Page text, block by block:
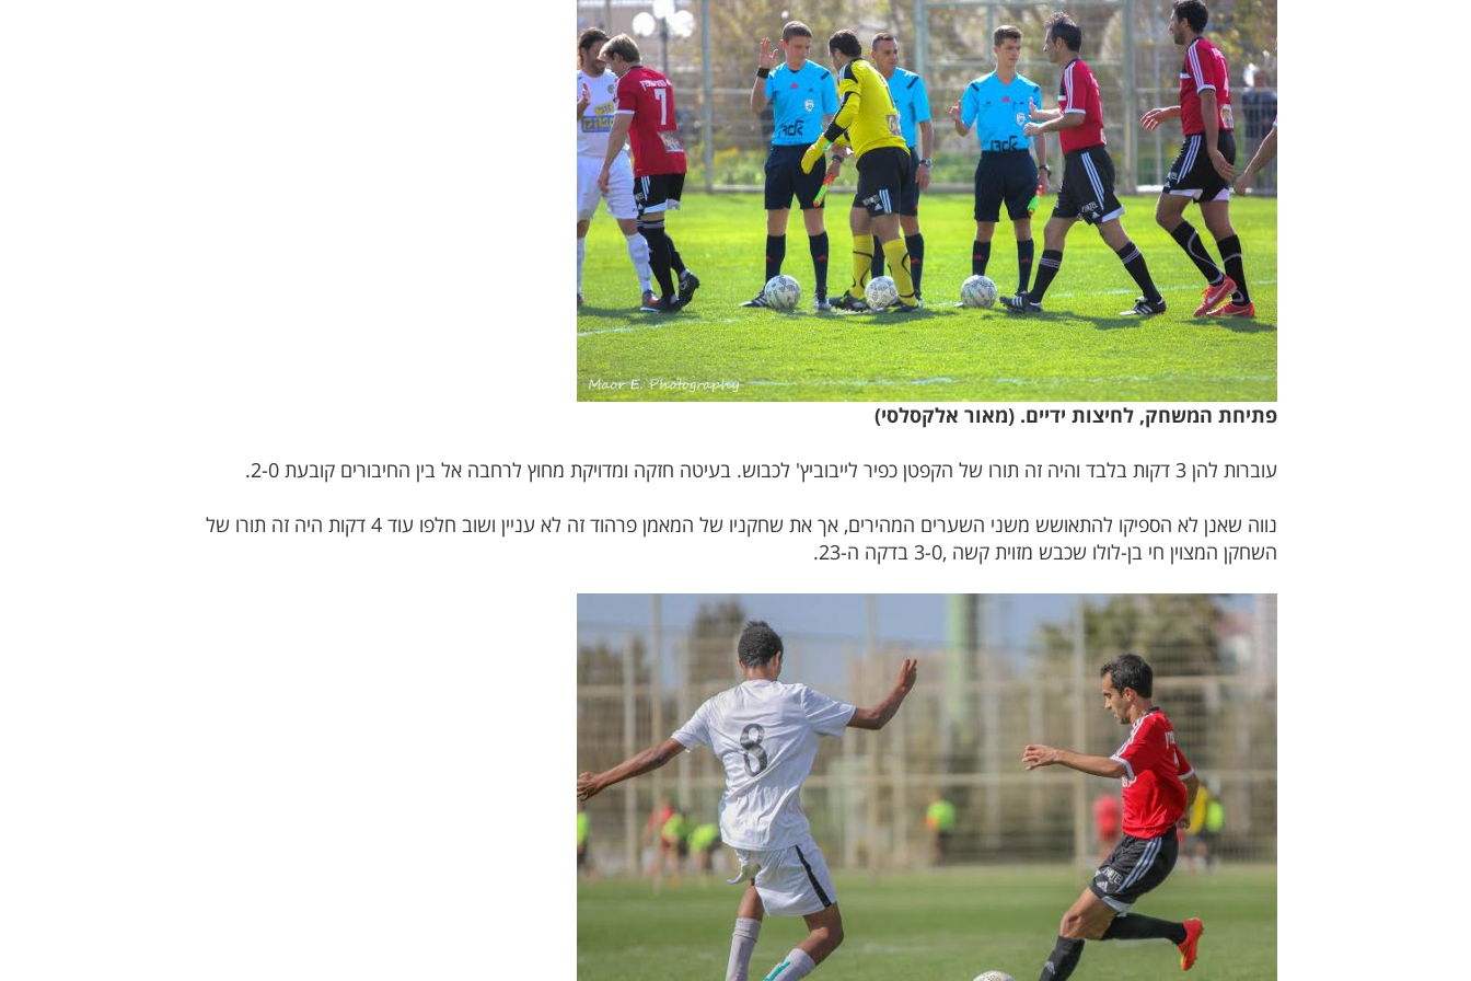
פתיחת המשחק, לחיצות ידיים. (מאור אלקסלסי)
עוברות להן 3 דקות בלבד והיה זה תורו של הקפטן כפיר לייבוביץ' לכבוש. בעיטה חזקה ומדויקת מחוץ לרחבה אל בין החיבורים קובעת 2-0.
נווה שאנן לא הספיקו להתאושש משני השערים המהירים, אך את שחקניו של המאמן פרהוד זה לא עניין ושוב חלפו עוד 4 דקות היה זה תורו של
השחקן המצוין חי בן-לולו שכבש מזוית קשה ,3-0 בדקה ה-23.